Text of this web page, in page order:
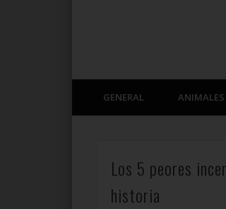
GENERAL ANIMALES
Los 5 peores
historia